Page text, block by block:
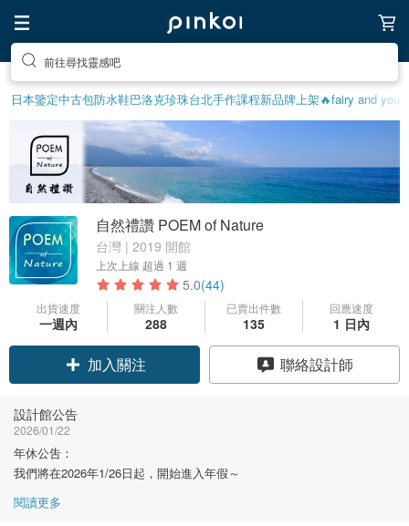
前往尋找靈感吧
日本鑒定中古包防水鞋巴洛克珍珠台北手作課程新品牌上架🔥fairy and you
自然禮讚 POEM of Nature
台灣 | 2019 開館
上次上線 超過 1 週
5.0(44)
出貨速度
一週內
關注人數
288
已賣出件數
135
回應速度
1 日內
領優惠券
加入關注
聯絡設計師
設計館公告
2026/01/22
年休公吿：
我們將在2026年1/26日起，開始進入年假～
閱讀更多